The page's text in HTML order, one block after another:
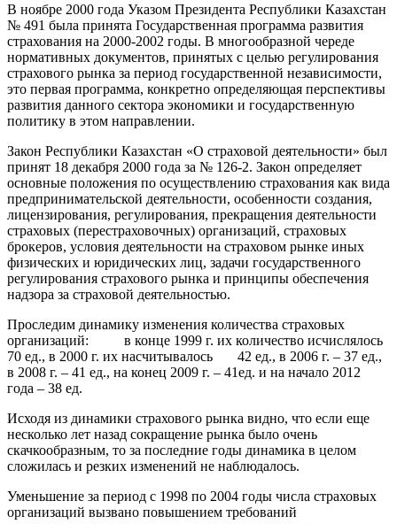
В ноябре 2000 года Указом Президента Республики Казахстан
№ 491 была принята Государственная программа развития
страхования на 2000-2002 годы. В многообразной череде
нормативных документов, принятых с целью регулирования
страхового рынка за период государственной независимости,
это первая программа, конкретно определяющая перспективы
развития данного сектора экономики и государственную
политику в этом направлении.
Закон Республики Казахстан «О страховой деятельности» был
принят 18 декабря 2000 года за № 126-2. Закон определяет
основные положения по осуществлению страхования как вида
предпринимательской деятельности, особенности создания,
лицензирования, регулирования, прекращения деятельности
страховых (перестраховочных) организаций, страховых
брокеров, условия деятельности на страховом рынке иных
физических и юридических лиц, задачи государственного
регулирования страхового рынка и принципы обеспечения
надзора за страховой деятельностью.
Проследим динамику изменения количества страховых
организаций: в конце 1999 г. их количество исчислялось
70 ед., в 2000 г. их насчитывалось 42 ед., в 2006 г. – 37 ед.,
в 2008 г. – 41 ед., на конец 2009 г. – 41ед. и на начало 2012
года – 38 ед.
Исходя из динамики страхового рынка видно, что если еще
несколько лет назад сокращение рынка было очень
скачкообразным, то за последние годы динамика в целом
сложилась и резких изменений не наблюдалось.
Уменьшение за период с 1998 по 2004 годы числа страховых
организаций вызвано повышением требований